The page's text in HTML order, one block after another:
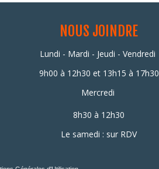
NOUS JOINDRE
Lundi - Mardi - Jeudi - Vendredi
9h00 à 12h30 et 13h15 à 17h30
Mercredi
8h30 à 12h30
Le samedi : sur RDV